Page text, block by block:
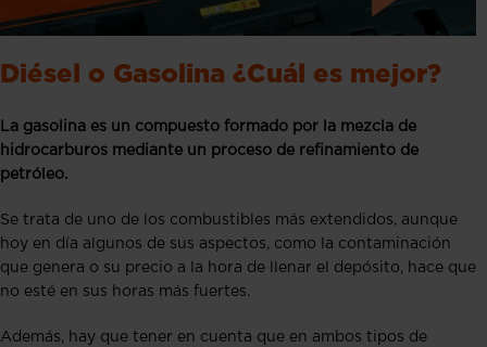
Diésel o Gasolina ¿Cuál es mejor?
La gasolina es un compuesto formado por la mezcla de
hidrocarburos mediante un proceso de refinamiento de
petróleo.
Se trata de uno de los combustibles más extendidos, aunque
hoy en día algunos de sus aspectos, como la contaminación
que genera o su precio a la hora de llenar el depósito, hace que
no esté en sus horas más fuertes.
Además, hay que tener en cuenta que en ambos tipos de